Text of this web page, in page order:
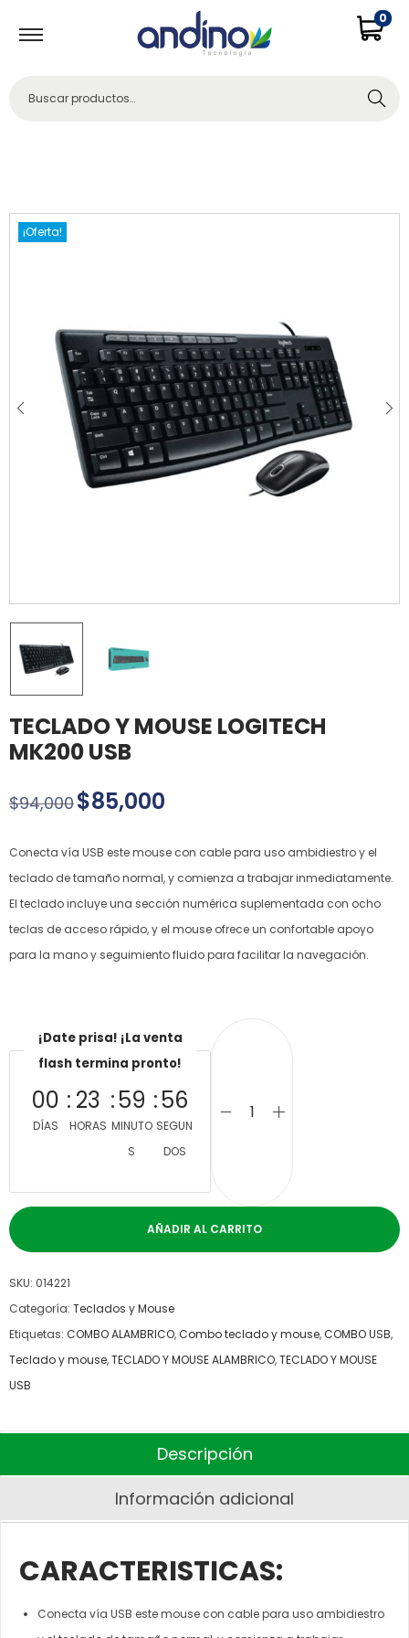
0
Buscar
¡Oferta!
TECLADO Y MOUSE LOGITECH
MK200 USB
$94,000$85,000
Conecta vía USB este mouse con cable para uso ambidiestro y el
teclado de tamaño normal, y comienza a trabajar inmediatamente.
El teclado incluye una sección numérica suplementada con ocho
teclas de acceso rápido, y el mouse ofrece un confortable apoyo
para la mano y seguimiento fluido para facilitar la navegación.
¡Date prisa! ¡La venta
flash termina pronto!
00
DÍAS
23
HORAS
59
MINUTO
S
56
SEGUN
DOS
AÑADIR AL CARRITO
SKU: 014221
Categoría: Teclados y Mouse
Etiquetas: COMBO ALAMBRICO,Combo teclado y mouse,COMBO USB,
Teclado y mouse,TECLADO Y MOUSE ALAMBRICO,TECLADO Y MOUSE
USB
Descripción
Información adicional
CARACTERISTICAS:
Conecta vía USB este mouse con cable para uso ambidiestro